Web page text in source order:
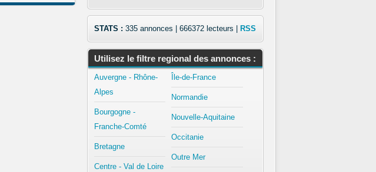
STATS : 335 annonces | 666372 lecteurs | RSS
Utilisez le filtre regional des annonces :
Auvergne - Rhône-
Alpes
Bourgogne -
Franche-Comté
Bretagne
Centre - Val de Loire
Île-de-France
Normandie
Nouvelle-Aquitaine
Occitanie
Outre Mer